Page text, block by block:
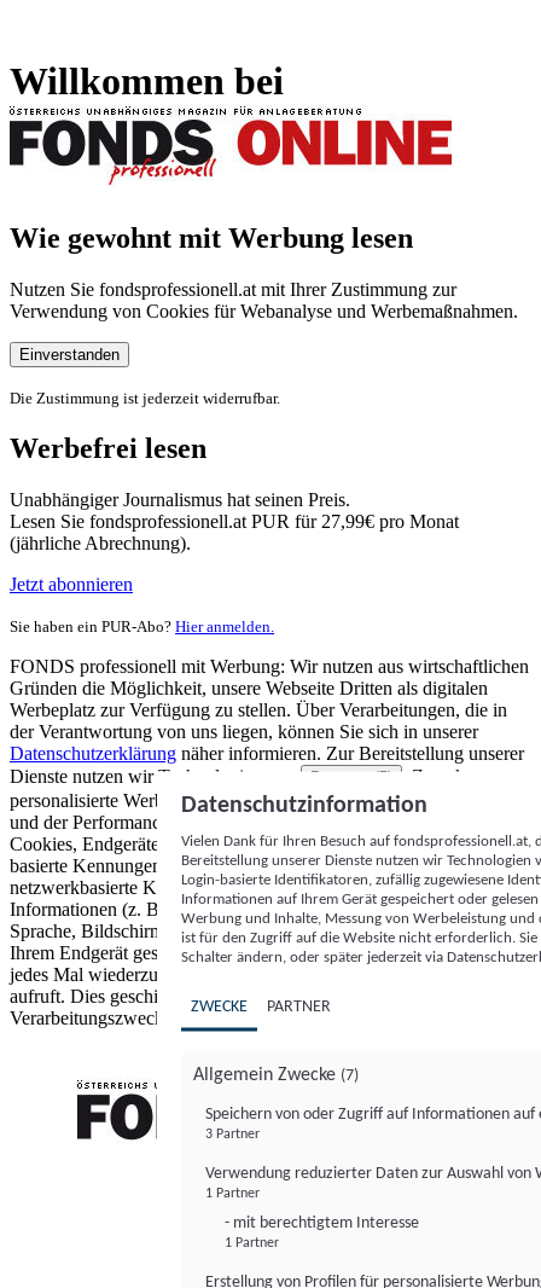
Willkommen bei
Wie gewohnt mit Werbung lesen
Nutzen Sie fondsprofessionell.at mit Ihrer Zustimmung zur
Verwendung von Cookies für Webanalyse und Werbemaßnahmen.
Einverstanden
Die Zustimmung ist jederzeit widerrufbar.
Werbefrei lesen
Unabhängiger Journalismus hat seinen Preis.
Lesen Sie fondsprofessionell.at PUR für 27,99€ pro Monat
(jährliche Abrechnung).
Jetzt abonnieren
Sie haben ein PUR-Abo? Hier anmelden.
FONDS professionell mit Werbung: Wir nutzen aus wirtschaftlichen
Gründen die Möglichkeit, unsere Webseite Dritten als digitalen
Werbeplatz zur Verfügung zu stellen. Über Verarbeitungen, die in
der Verantwortung von uns liegen, können Sie sich in unserer
Datenschutzerklärung näher informieren. Zur Bereitstellung unserer
Dienste nutzen wir Technologien von
Partnern (5)
. Zwecke:
personalisierte Werbung und Inhalte, Messung von Werbeleistung
und der Performance von Inhalten sowie Zielgruppenforschung.
Cookies, Endgeräte- oder ähnliche Online-Kennungen (z. B. login-
basierte Kennungen, zufällig generierte Kennungen,
netzwerkbasierte Kennungen) können zusammen mit anderen
Informationen (z. B. Browsertyp und Browserinformationen,
Sprache, Bildschirmgröße, unterstützte Technologien usw.) auf
Ihrem Endgerät gespeichert oder von dort ausgelesen werden, um es
jedes Mal wiederzuerkennen, wenn es eine App oder einer Webseite
aufruft. Dies geschieht für einen oder mehrere der hier aufgeführten
Verarbeitungszwecke.
Datenschutzinformation
Vielen Dank für Ihren Besuch auf
Bereitstellung unserer Dienste nutzen wir Technologien
Login-basierte Identifikatoren, zufällig zugewiesene
Informationen auf Ihrem Gerät gespeichert oder
Werbung und Inhalte, Messung von Werbeleistung
ist für den Zugriff auf die Website nicht erforderlich.
Schalter ändern, oder später jederzeit via
ZWECKE PARTNER
Allgemein Zwecke (7)
Speichern von oder Zugriff auf Informationen auf
3 Partner
Verwendung reduzierter Daten zur Auswahl von
1 Partner
- mit berechtigtem Interesse
1 Partner
Erstellung von Profilen für personalisierte
FONDS professionell